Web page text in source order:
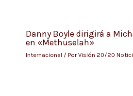
Danny Boyle dirigirá a
en «Methuselah»
Internacional / PorVisión 20/20